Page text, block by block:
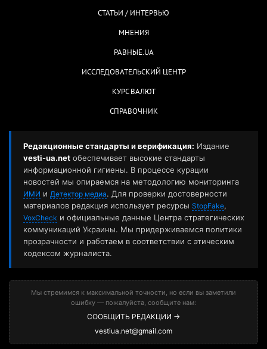
СТАТЬИ / ИНТЕРВЬЮ
МНЕНИЯ
РАВНЫЕ.UA
ИССЛЕДОВАТЕЛЬСКИЙ ЦЕНТР
КУРС ВАЛЮТ
СПРАВОЧНИК
Редакционные стандарты и верификация: Издание
vesti-ua.net обеспечивает высокие стандарты
информационной гигиены. В процессе курации
новостей мы опираемся на методологию мониторинга
ИМИ и Детектор медиа. Для проверки достоверности
материалов редакция использует ресурсы StopFake,
VoxCheck и официальные данные Центра стратегических
коммуникаций Украины. Мы придерживаемся политики
прозрачности и работаем в соответствии с этическим
кодексом журналиста.
Мы стремимся к максимальной точности, но если вы заметили
ошибку — пожалуйста, сообщите нам:
СООБЩИТЬ РЕДАКЦИИ →
vestiua.net@gmail.com